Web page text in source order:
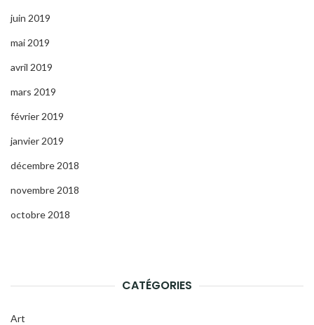
juin 2019
mai 2019
avril 2019
mars 2019
février 2019
janvier 2019
décembre 2018
novembre 2018
octobre 2018
CATÉGORIES
Art